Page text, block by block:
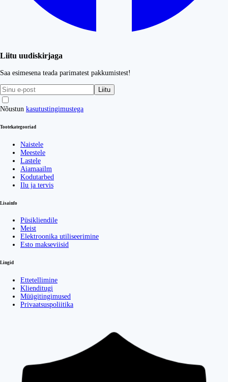
Liitu uudiskirjaga
Saa esimesena teada parimatest pakkumistest!
Liitu
Nõustun kasutustingimustega
Tootekategooriad
Naistele
Meestele
Lastele
Aiamaailm
Kodutarbed
Ilu ja tervis
Lisainfo
Püsikliendile
Meist
Elektroonika utiliseerimine
Esto makseviisid
Lingid
Ettetellimine
Klienditugi
Müügitingimused
Privaatsuspoliitika